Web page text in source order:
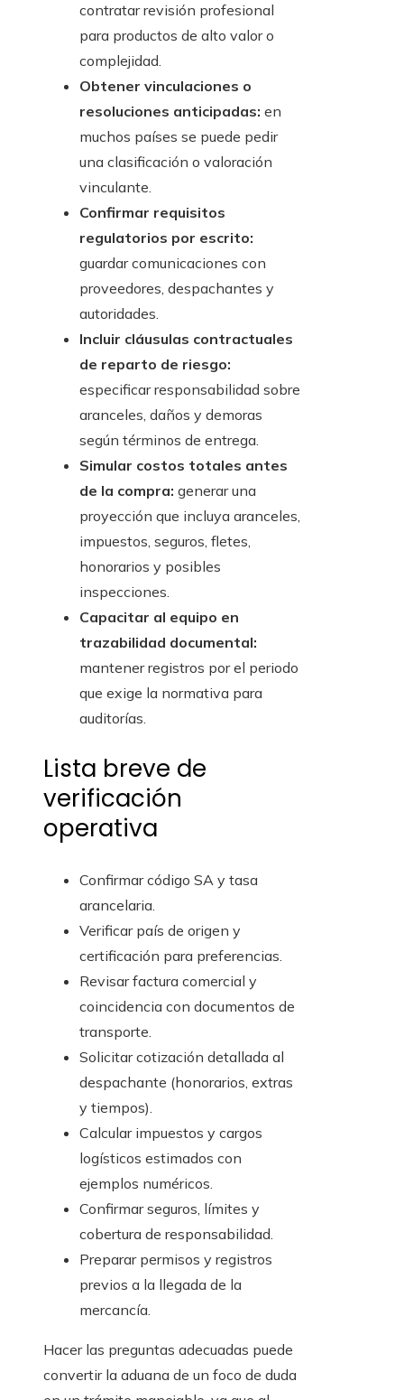
contratar revisión profesional
para productos de alto valor o
complejidad.
Obtener vinculaciones o
resoluciones anticipadas: en
muchos países se puede pedir
una clasificación o valoración
vinculante.
Confirmar requisitos
regulatorios por escrito:
guardar comunicaciones con
proveedores, despachantes y
autoridades.
Incluir cláusulas contractuales
de reparto de riesgo:
especificar responsabilidad sobre
aranceles, daños y demoras
según términos de entrega.
Simular costos totales antes
de la compra: generar una
proyección que incluya aranceles,
impuestos, seguros, fletes,
honorarios y posibles
inspecciones.
Capacitar al equipo en
trazabilidad documental:
mantener registros por el periodo
que exige la normativa para
auditorías.
Lista breve de
verificación
operativa
Confirmar código SA y tasa
arancelaria.
Verificar país de origen y
certificación para preferencias.
Revisar factura comercial y
coincidencia con documentos de
transporte.
Solicitar cotización detallada al
despachante (honorarios, extras
y tiempos).
Calcular impuestos y cargos
logísticos estimados con
ejemplos numéricos.
Confirmar seguros, límites y
cobertura de responsabilidad.
Preparar permisos y registros
previos a la llegada de la
mercancía.
Hacer las preguntas adecuadas puede
convertir la aduana de un foco de duda